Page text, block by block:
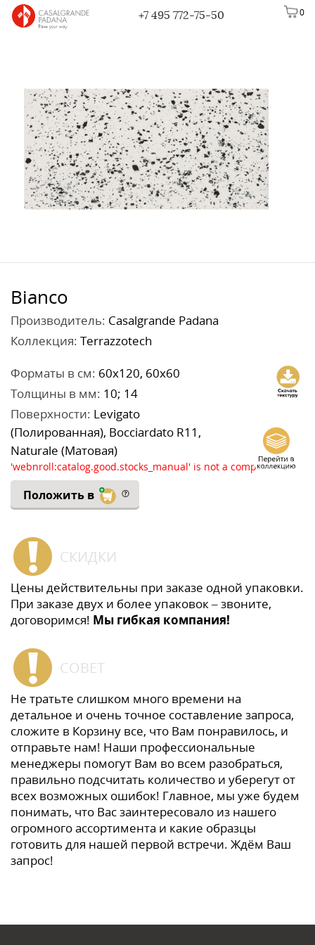
0
+7 495 772-75-50
Bianco
Производитель: Casalgrande Padana
Коллекция: Terrazzotech
Форматы в см: 60x120, 60x60
Толщины в мм: 10; 14
Поверхности: Levigato
(Полированная), Bocciardato R11,
Naturale (Матовая)
'webnroll:catalog.good.stocks_manual' is not a component
Положить в
СКИДКИ
Цены действительны при заказе одной упаковки.
При заказе двух и более упаковок – звоните,
договоримся! Мы гибкая компания!
СОВЕТ
Не тратьте слишком много времени на
детальное и очень точное составление запроса,
сложите в Корзину все, что Вам понравилось, и
отправьте нам! Наши профессиональные
менеджеры помогут Вам во всем разобраться,
правильно подсчитать количество и уберегут от
всех возможных ошибок! Главное, мы уже будем
понимать, что Вас заинтересовало из нашего
огромного ассортимента и какие образцы
готовить для нашей первой встречи. Ждём Ваш
запрос!